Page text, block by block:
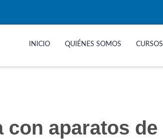
INICIO QUIÉNES SOMOS CURSOS
con aparatos de